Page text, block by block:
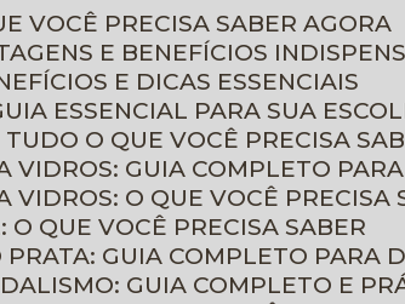
VOCÊ PRECISA SABER AGORA
E BENEFÍCIOS
E DICAS ESSENCIAIS
ESSENCIAL PARA SUA
O QUE VOCÊ PRECISA
VIDROS: GUIA COMPLETO
VIDROS: O QUE VOCÊ PRECISA
O QUE VOCÊ PRECISA SABER
PRATA: GUIA COMPLETO PARA
GUIA COMPLETO E